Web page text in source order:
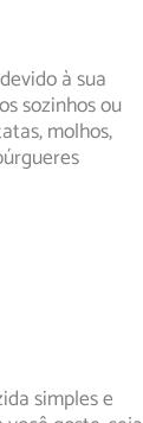
à sua
sozinhos ou
molhos,
simples e